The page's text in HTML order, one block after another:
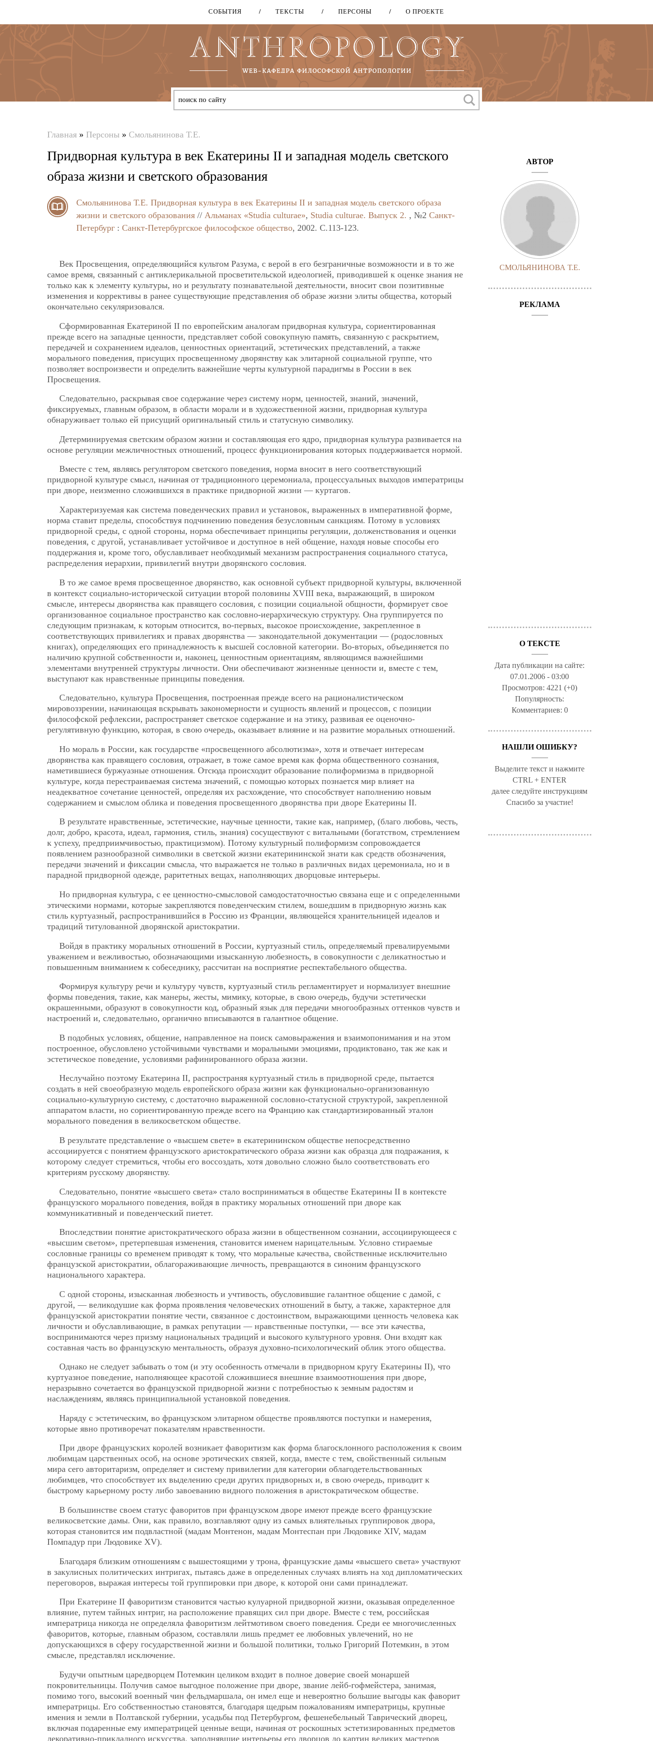
Перейти
основному
содержанию
СОБЫТИЯ ТЕКСТЫ ПЕРСОНЫ О ПРОЕКТЕ
здесь
Главная » Персоны » Смольянинова Т.Е.
Придворная культура в век Екатерины II и западная модель светского
образа жизни и светского образования
Смольянинова Т.Е. Придворная культура в век Екатерины II и западная модель светского образа
жизни и светского образования // Альманах «Studia culturae», Studia culturae. Выпуск 2. , №2 Санкт-
Петербург : Санкт-Петербургское философское общество, 2002. C.113-123.
Век Просвещения, определяющийся культом Разума, с верой в его безграничные возможности и в то же
самое время, связанный с антиклерикальной просветительской идеологией, приводившей к оценке знания не
только как к элементу культуры, но и результату познавательной деятельности, вносит свои позитивные
изменения и коррективы в ранее существующие представления об образе жизни элиты общества, который
окончательно секуляризовался.
Сформированная Екатериной II по европейским аналогам придворная культура, сориентированная
прежде всего на западные ценности, представляет собой совокупную память, связанную с раскрытием,
передачей и сохранением идеалов, ценностных ориентаций, эстетических представлений, а также
морального поведения, присущих просвещенному дворянству как элитарной социальной группе, что
позволяет воспроизвести и определить важнейшие черты культурной парадигмы в России в век
Просвещения.
Следовательно, раскрывая свое содержание через систему норм, ценностей, знаний, значений,
фиксируемых, главным образом, в области морали и в художественной жизни, придворная культура
обнаруживает только ей присущий оригинальный стиль и статусную символику.
Детерминируемая светским образом жизни и составляющая его ядро, придворная культура развивается на
основе регуляции межличностных отношений, процесс функционирования которых поддерживается нормой.
Вместе с тем, являясь регулятором светского поведения, норма вносит в него соответствующий
придворной культуре смысл, начиная от традиционного церемониала, процессуальных выходов императрицы
при дворе, неизменно сложившихся в практике придворной жизни — куртагов.
Характеризуемая как система поведенческих правил и установок, выраженных в императивной форме,
норма ставит пределы, способствуя подчинению поведения безусловным санкциям. Потому в условиях
придворной среды, с одной стороны, норма обеспечивает принципы регуляции, долженствования и оценки
поведения, с другой, устанавливает устойчивое и доступное в ней общение, находя новые способы его
поддержания и, кроме того, обуславливает необходимый механизм распространения социального статуса,
распределения иерархии, привилегий внутри дворянского сословия.
В то же самое время просвещенное дворянство, как основной субъект придворной культуры, включенной
в контекст социально-исторической ситуации второй половины XVIII века, выражающий, в широком
смысле, интересы дворянства как правящего сословия, с позиции социальной общности, формирует свое
организованное социальное пространство как сословно-иерархическую структуру. Она группируется по
следующим признакам, к которым относится, во-первых, высокое происхождение, закрепленное в
соответствующих привилегиях и правах дворянства — законодательной документации — (родословных
книгах), определяющих его принадлежность к высшей сословной категории. Во-вторых, объединяется по
наличию крупной собственности и, наконец, ценностным ориентациям, являющимся важнейшими
элементами внутренней структуры личности. Они обеспечивают жизненные ценности и, вместе с тем,
выступают как нравственные принципы поведения.
Следовательно, культура Просвещения, построенная прежде всего на рационалистическом
мировоззрении, начинающая вскрывать закономерности и сущность явлений и процессов, с позиции
философской рефлексии, распространяет светское содержание и на этику, развивая ее оценочно-
регулятивную функцию, которая, в свою очередь, оказывает влияние и на развитие моральных отношений.
Но мораль в России, как государстве «просвещенного абсолютизма», хотя и отвечает интересам
дворянства как правящего сословия, отражает, в тоже самое время как форма общественного сознания,
наметившиеся буржуазные отношения. Отсюда происходит образование полиформизма в придворной
культуре, когда перестраиваемая система значений, с помощью которых познается мир влияет на
неадекватное сочетание ценностей, определяя их расхождение, что способствует наполнению новым
содержанием и смыслом облика и поведения просвещенного дворянства при дворе Екатерины II.
В результате нравственные, эстетические, научные ценности, такие как, например, (благо любовь, честь,
долг, добро, красота, идеал, гармония, стиль, знания) сосуществуют с витальными (богатством, стремлением
к успеху, предприимчивостью, практицизмом). Потому культурный полиформизм сопровождается
появлением разнообразной символики в светской жизни екатерининской знати как средств обозначения,
передачи значений и фиксации смысла, что выражается не только в различных видах церемониала, но и в
парадной придворной одежде, раритетных вещах, наполняющих дворцовые интерьеры.
Но придворная культура, с ее ценностно-смысловой самодостаточностью связана еще и с определенными
этическими нормами, которые закрепляются поведенческим стилем, вошедшим в придворную жизнь как
стиль куртуазный, распространившийся в Россию из Франции, являющейся хранительницей идеалов и
традиций титулованной дворянской аристократии.
Войдя в практику моральных отношений в России, куртуазный стиль, определяемый превалируемыми
уважением и вежливостью, обозначающими изысканную любезность, в совокупности с деликатностью и
повышенным вниманием к собеседнику, рассчитан на восприятие респектабельного общества.
Формируя культуру речи и культуру чувств, куртуазный стиль регламентирует и нормализует внешние
формы поведения, такие, как манеры, жесты, мимику, которые, в свою очередь, будучи эстетически
окрашенными, образуют в совокупности код, образный язык для передачи многообразных оттенков чувств и
настроений и, следовательно, органично вписываются в галантное общение.
В подобных условиях, общение, направленное на поиск самовыражения и взаимопонимания и на этом
построенное, обусловлено устойчивыми чувствами и моральными эмоциями, продиктовано, так же как и
эстетическое поведение, условиями рафинированного образа жизни.
Неслучайно поэтому Екатерина II, распространяя куртуазный стиль в придворной среде, пытается
создать в ней своеобразную модель европейского образа жизни как функционально-организованную
социально-культурную систему, с достаточно выраженной сословно-статусной структурой, закрепленной
аппаратом власти, но сориентированную прежде всего на Францию как стандартизированный эталон
морального поведения в великосветском обществе.
В результате представление о «высшем свете» в екатерининском обществе непосредственно
ассоциируется с понятием французского аристократического образа жизни как образца для подражания, к
которому следует стремиться, чтобы его воссоздать, хотя довольно сложно было соответствовать его
критериям русскому дворянству.
Следовательно, понятие «высшего света» стало восприниматься в обществе Екатерины II в контексте
французского морального поведения, войдя в практику моральных отношений при дворе как
коммуникативный и поведенческий пиетет.
Впоследствии понятие аристократического образа жизни в общественном сознании, ассоциирующееся с
«высшим светом», претерпевшая изменения, становится именем нарицательным. Условно стираемые
сословные границы со временем приводят к тому, что моральные качества, свойственные исключительно
французской аристократии, облагораживающие личность, превращаются в синоним французского
национального характера.
С одной стороны, изысканная любезность и учтивость, обусловившие галантное общение с дамой, с
другой, — великодушие как форма проявления человеческих отношений в быту, а также, характерное для
французской аристократии понятие чести, связанное с достоинством, выражающими ценность человека как
личности и обуславливающие, в рамках репутации — нравственные поступки, — все эти качества,
воспринимаются через призму национальных традиций и высокого культурного уровня. Они входят как
составная часть во французскую ментальность, образуя духовно-психологический облик этого общества.
Однако не следует забывать о том (и эту особенность отмечали в придворном кругу Екатерины II), что
куртуазное поведение, наполняющее красотой сложившиеся внешние взаимоотношения при дворе,
неразрывно сочетается во французской придворной жизни с потребностью к земным радостям и
наслаждениям, являясь принципиальной установкой поведения.
Наряду с эстетическим, во французском элитарном обществе проявляются поступки и намерения,
которые явно противоречат показателям нравственности.
При дворе французских королей возникает фаворитизм как форма благосклонного расположения к своим
любимцам царственных особ, на основе эротических связей, когда, вместе с тем, свойственный сильным
мира сего авторитаризм, определяет и систему привилегии для категории облагодетельствованных
любимцев, что способствует их выделению среди других придворных и, в свою очередь, приводит к
быстрому карьерному росту либо завоеванию видного положения в аристократическом обществе.
В большинстве своем статус фаворитов при французском дворе имеют прежде всего французские
великосветские дамы. Они, как правило, возглавляют одну из самых влиятельных группировок двора,
которая становится им подвластной (мадам Монтенон, мадам Монтеспан при Людовике XIV, мадам
Помпадур при Людовике XV).
Благодаря близким отношениям с вышестоящими у трона, французские дамы «высшего света» участвуют
в закулисных политических интригах, пытаясь даже в определенных случаях влиять на ход дипломатических
переговоров, выражая интересы той группировки при дворе, к которой они сами принадлежат.
При Екатерине II фаворитизм становится частью кулуарной придворной жизни, оказывая определенное
влияние, путем тайных интриг, на расположение правящих сил при дворе. Вместе с тем, российская
императрица никогда не определяла фаворитизм лейтмотивом своего поведения. Среди ее многочисленных
фаворитов, которые, главным образом, составляли лишь предмет ее любовных увлечений, но не
допускающихся в сферу государственной жизни и большой политики, только Григорий Потемкин, в этом
смысле, представлял исключение.
Будучи опытным царедворцем Потемкин целиком входит в полное доверие своей монаршей
покровительницы. Получив самое выгодное положение при дворе, звание лейб-гофмейстера, занимая,
помимо того, высокий военный чин фельдмаршала, он имел еще и невероятно большие выгоды как фаворит
императрицы. Его собственностью становятся, благодаря щедрым пожалованиям императрицы, крупные
имения и земли в Полтавской губернии, усадьбы под Петербургом, фешенебельный Таврический дворец,
включая подаренные ему императрицей ценные вещи, начиная от роскошных эстетизированных предметов
декоративно-прикладного искусства, заполнявшие интерьеры его дворцов до картин великих мастеров
АВТОР
СМОЛЬЯНИНОВА Т.Е.
РЕКЛАМА
О ТЕКСТЕ
Дата публикации на сайте:
07.01.2006 - 03:00
Просмотров:4221 (+0)
Популярность:
Комментариев: 0
НАШЛИ ОШИБКУ?
Выделите текст и нажмите
CTRL + ENTER
далее следуйте инструкциям
Спасибо за участие!